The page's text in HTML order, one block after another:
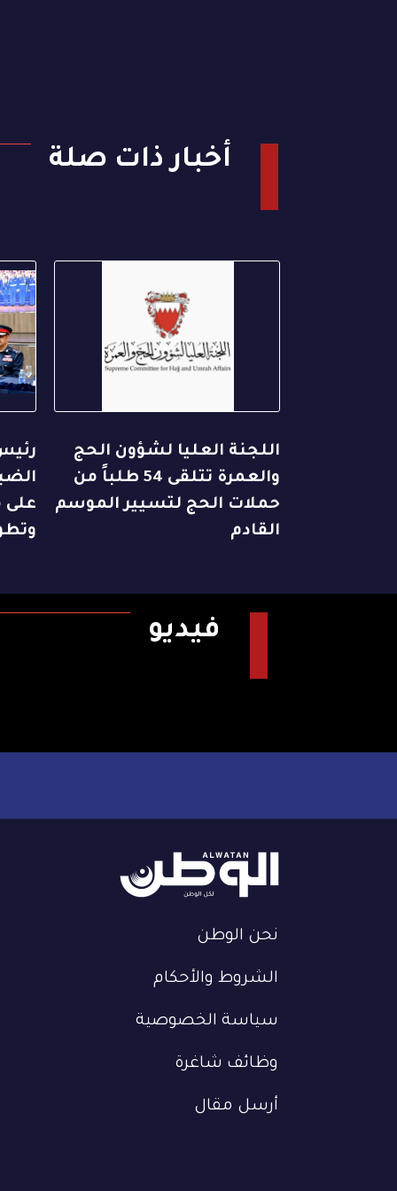
أخبار ذات صلة
اللجنة العليا لشؤون الحج
والعمرة تتلقى 54 طلباً من
حملات الحج لتسيير الموسم
القادم
على
فيديو
نحن الوطن
الشروط والأحكام
سياسة الخصوصية
وظائف شاغرة
أرسل مقال